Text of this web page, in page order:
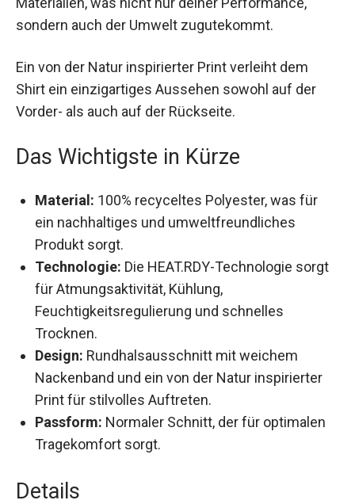
sondern auch der Umwelt zugutekommt.
Shirt ein einzigartiges Aussehen sowohl auf der
Vorder- als auch auf der Rückseite.
Das Wichtigste in Kürze
ein nachhaltiges und umweltfreundliches
Produkt sorgt.
Technologie:Die HEAT.RDY-Technologie
sorgt für Atmungsaktivität, Kühlung,
Feuchtigkeitsregulierung und schnelles
Trocknen.
Design:Rundhalsausschnitt mit weichem
Nackenband und ein von der Natur inspirierter
Print für stilvolles Auftreten.
Passform:Normaler Schnitt, der für optimalen
Tragekomfort sorgt.
Details